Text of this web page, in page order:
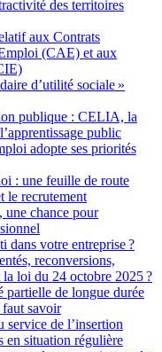
des territoires
aux Contrats
(CAE) et aux
d’utilité sociale »
publique : CELIA, la
public
adopte ses priorités
: une feuille de route
le recrutement
une chance pour
dans votre entreprise?
reconversions,
loi du 24 octobre 2025?
partielle de longue durée
savoir
service de l’insertion
en situation régulière